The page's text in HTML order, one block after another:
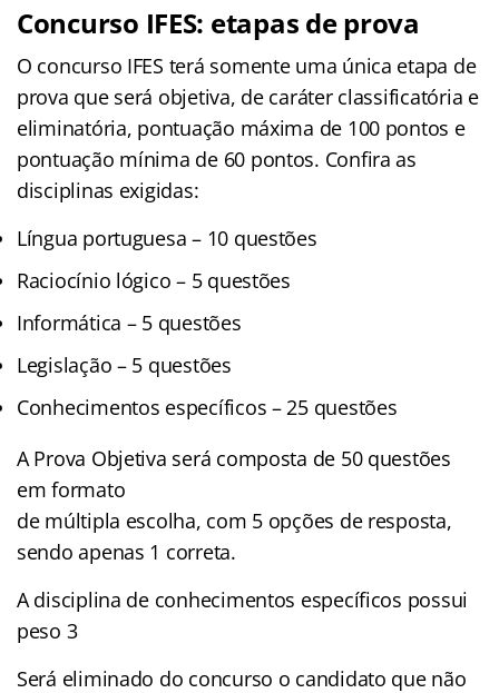
Concurso IFES: etapas de prova
O concurso IFES terá somente uma única etapa de
prova que será objetiva, de caráter classificatória e
eliminatória, pontuação máxima de 100 pontos e
pontuação mínima de 60 pontos. Confira as
disciplinas exigidas:
Língua portuguesa – 10 questões
Raciocínio lógico – 5 questões
Informática – 5 questões
Legislação – 5 questões
Conhecimentos específicos – 25 questões
A Prova Objetiva será composta de 50 questões
em formato
de múltipla escolha, com 5 opções de resposta,
sendo apenas 1 correta.
A disciplina de conhecimentos específicos possui
peso 3
Será eliminado do concurso o candidato que não